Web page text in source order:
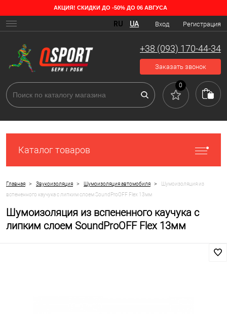
АКЦИЯ! СКИДКИ ДО -50% ДО 06 АВГУСА
Вход Регистрация
RU UA
+38 (093) 170-44-34
Заказать звонок
0
Каталог товаров
Главная > Звукоизоляция > Шумоизоляция автомобиля >
Шумоизоляция из
вспененного каучука с липким слоем SoundProOFF Flex 13мм
Шумоизоляция из вспененного каучука с
липким слоем SoundProOFF Flex 13мм